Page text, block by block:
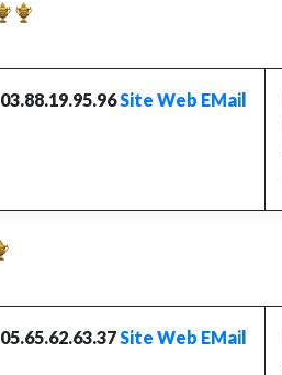
03.88.19.95.96Site Web EMail
05.65.62.63.37Site Web EMail